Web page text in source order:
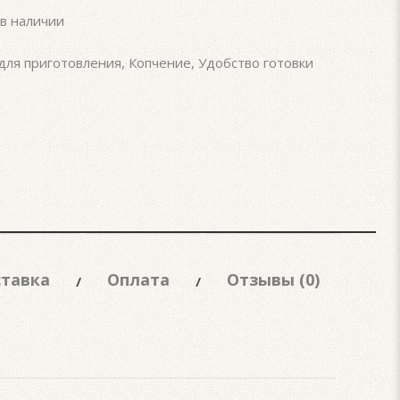
наличии
приготовления, Копчение, Удобство готовки
Оплата Отзывы (0)